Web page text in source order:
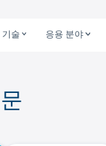
기술 응용 분야